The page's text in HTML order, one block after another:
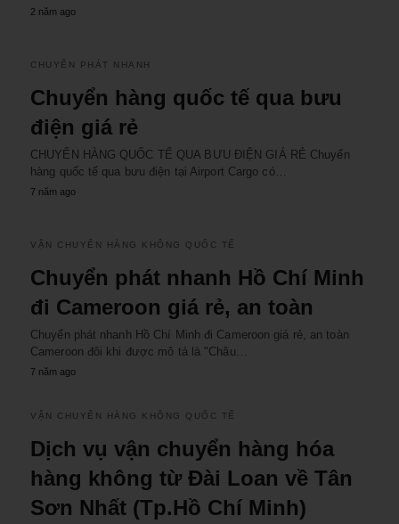
2 năm ago
CHUYỂN PHÁT NHANH
Chuyển hàng quốc tế qua bưu
điện giá rẻ
CHUYỂN HÀNG QUỐC TẾ QUA BƯU ĐIỆN GIÁ RẺ Chuyển
hàng quốc tế qua bưu điện tại Airport Cargo có…
7 năm ago
VẬN CHUYỂN HÀNG KHÔNG QUỐC TẾ
Chuyển phát nhanh Hồ Chí Minh
đi Cameroon giá rẻ, an toàn
Chuyển phát nhanh Hồ Chí Minh đi Cameroon giá rẻ, an toàn
Cameroon đôi khi được mô tả là "Châu…
7 năm ago
VẬN CHUYỂN HÀNG KHÔNG QUỐC TẾ
Dịch vụ vận chuyển hàng hóa
hàng không từ Đài Loan về Tân
Sơn Nhất (Tp.Hồ Chí Minh)